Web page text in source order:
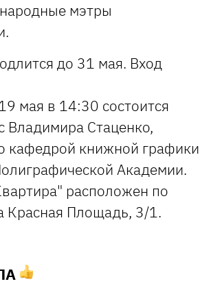
мэтры
до 31 мая. Вход
мая в 14:30 состоится
Владимира Стаценко,
кафедрой книжной графики
Академии.
расположен по
Красная Площадь, 3/1.